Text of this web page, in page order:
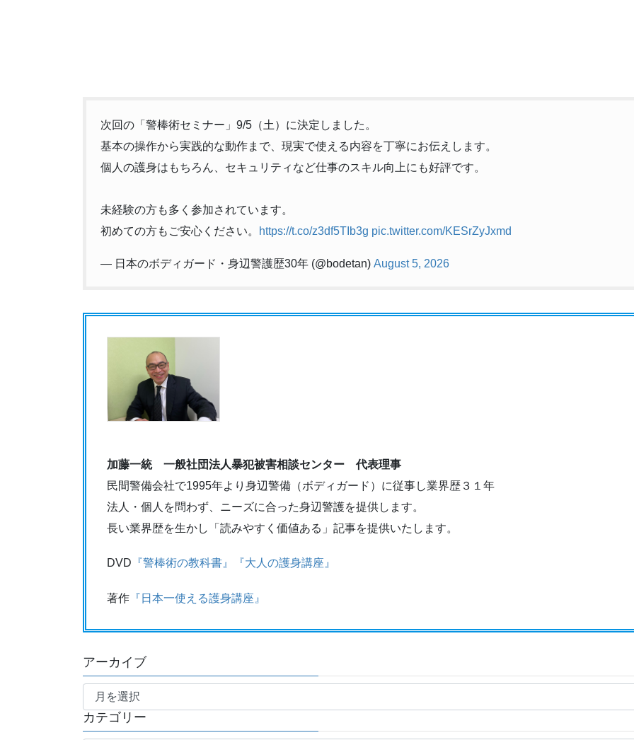
次回の「警棒術セミナー」9/5（土）に決定しました。
基本の操作から実践的な動作まで、現実で使える内容を丁寧にお伝えします。
個人の護身はもちろん、セキュリティなど仕事のスキル向上にも好評です。
未経験の方も多く参加されています。
初めての方もご安心ください。
https://t.co/z3df5TIb3g pic.twitter.com/KESrZyJxmd
— 日本のボディガード・身辺警護歴30年 (@bodetan) August 5, 2026
加藤一統 一般社団法人暴犯被害相談センター 代表理事
民間警備会社で1995年より身辺警備（ボディガード）に従事し業界歴３１年
法人・個人を問わず、ニーズに合った身辺警護を提供します。
長い業界歴を生かし「読みやすく価値ある」記事を提供いたします。
DVD 『警棒術の教科書』 『大人の護身講座』
著作『日本一使える護身講座』
アーカイブ
ア
カ
イ
カテゴリー